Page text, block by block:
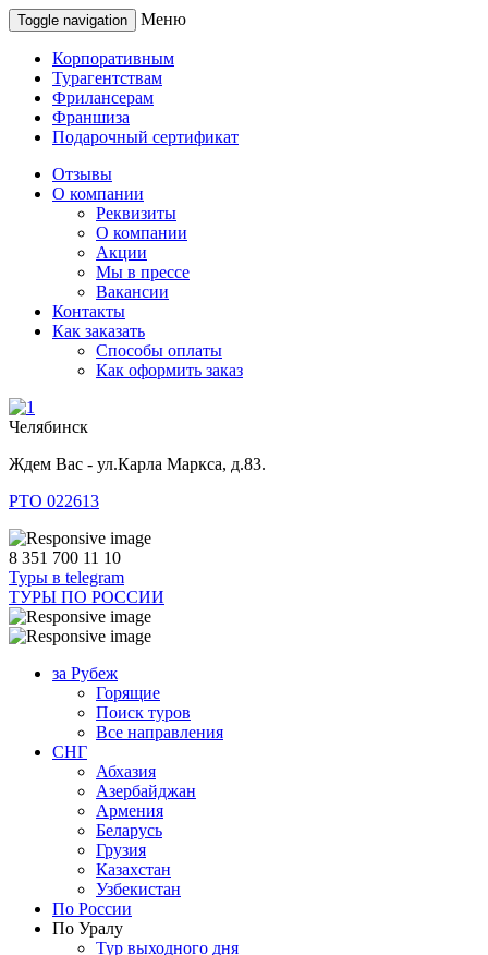
Toggle navigation Меню
Корпоративным
Турагентствам
Фрилансерам
Франшиза
Подарочный сертификат
Отзывы
О компании
Реквизиты
О компании
Акции
Мы в прессе
Вакансии
Контакты
Как заказать
Способы оплаты
Как оформить заказ
Челябинск
Ждем Вас - ул.Карла Маркса, д.83.
РТО 022613
8 351 700 11 10
Туры в telegram
ТУРЫ ПО РОССИИ
за Рубеж
Горящие
Поиск туров
Все направления
СНГ
Абхазия
Азербайджан
Армения
Беларусь
Грузия
Казахстан
Узбекистан
По России
По Уралу
Тур выходного дня